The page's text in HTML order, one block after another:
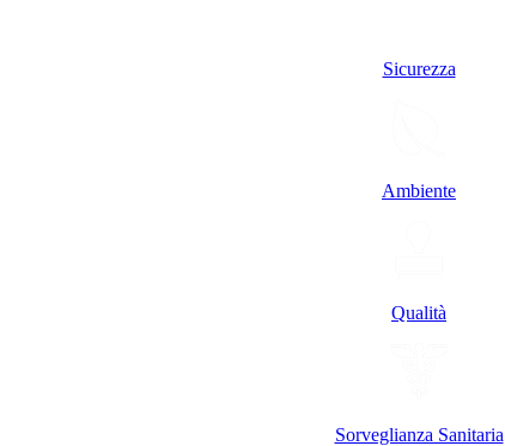
Sicurezza
Ambiente
Qualità
Sorveglianza Sanitaria